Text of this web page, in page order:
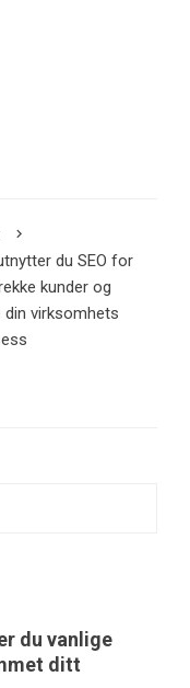
du SEO for
kunder og
din virksomhets
du vanlige
ditt